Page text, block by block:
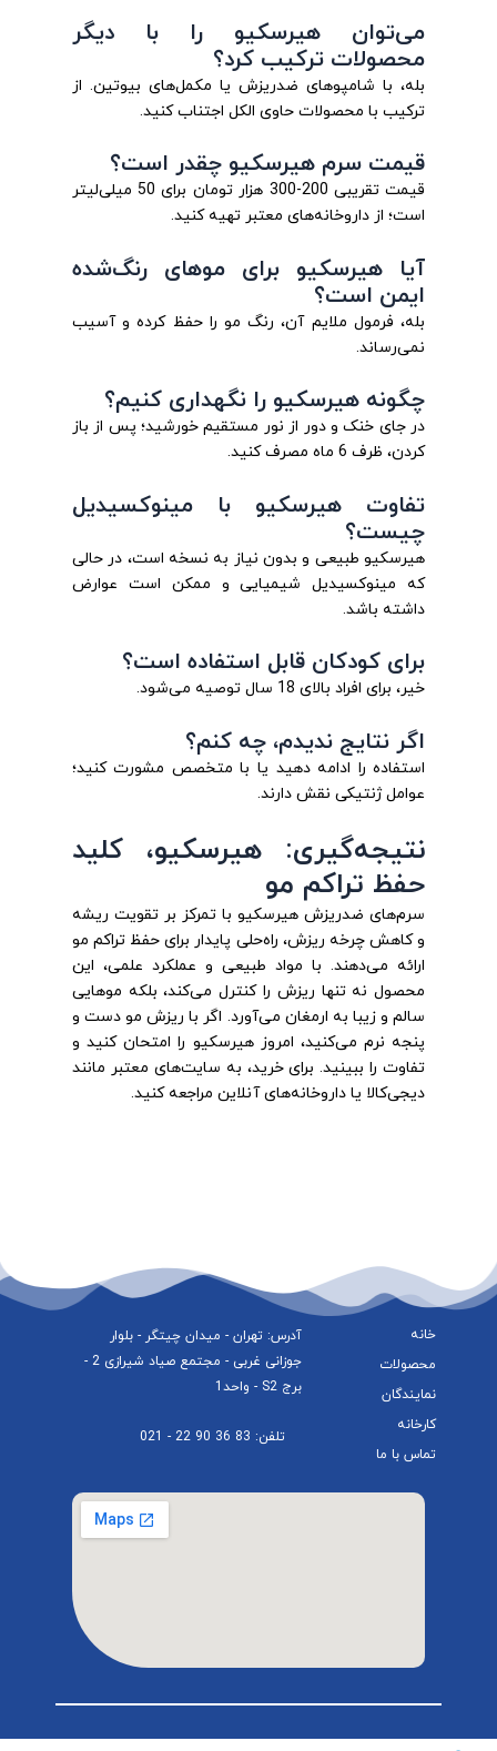
می‌توان هیرسکیو را با دیگر
محصولات ترکیب کرد؟
بله، با شامپوهای ضدریزش یا مکمل‌های بیوتین. از
ترکیب با محصولات حاوی الکل اجتناب کنید.
قیمت سرم هیرسکیو چقدر است؟
قیمت تقریبی 200-300 هزار تومان برای 50 میلی‌لیتر
است؛ از داروخانه‌های معتبر تهیه کنید.
آیا هیرسکیو برای موهای رنگ‌شده
ایمن است؟
بله، فرمول ملایم آن، رنگ مو را حفظ کرده و آسیب
نمی‌رساند.
چگونه هیرسکیو را نگهداری کنیم؟
در جای خنک و دور از نور مستقیم خورشید؛ پس از باز
کردن، ظرف 6 ماه مصرف کنید.
تفاوت هیرسکیو با مینوکسیدیل
چیست؟
هیرسکیو طبیعی و بدون نیاز به نسخه است، در حالی
که مینوکسیدیل شیمیایی و ممکن است عوارض
داشته باشد.
برای کودکان قابل استفاده است؟
خیر، برای افراد بالای 18 سال توصیه می‌شود.
اگر نتایج ندیدم، چه کنم؟
استفاده را ادامه دهید یا با متخصص مشورت کنید؛
عوامل ژنتیکی نقش دارند.
نتیجه‌گیری: هیرسکیو، کلید
حفظ تراکم مو
سرم‌های ضدریزش هیرسکیو با تمرکز بر تقویت ریشه
و کاهش چرخه ریزش، راه‌حلی پایدار برای حفظ تراکم مو
ارائه می‌دهند. با مواد طبیعی و عملکرد علمی، این
محصول نه تنها ریزش را کنترل می‌کند، بلکه موهایی
سالم و زیبا به ارمغان می‌آورد. اگر با ریزش مو دست و
پنجه نرم می‌کنید، امروز هیرسکیو را امتحان کنید و
تفاوت را ببینید. برای خرید، به سایت‌های معتبر مانند
دیجی‌کالا یا داروخانه‌های آنلاین مراجعه کنید.
خانه
محصولات
نمایندگان
کارخانه
تماس با ما
آدرس: تهران - میدان چیتگر - بلوار
جوزانی غربی - مجتمع صیاد شیرازی 2 -
برج S2 - واحد1
تلفن: 83 36 90 22 - 021